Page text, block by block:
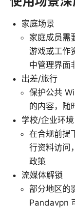
家庭场景
家庭成员需
游戏或工作
中管理界面
出差/旅行
保护公共
的内容，随
学校/企业环境
在合规前提
行资料访问
政策
流媒体解锁
部分地区的
Pandavpn